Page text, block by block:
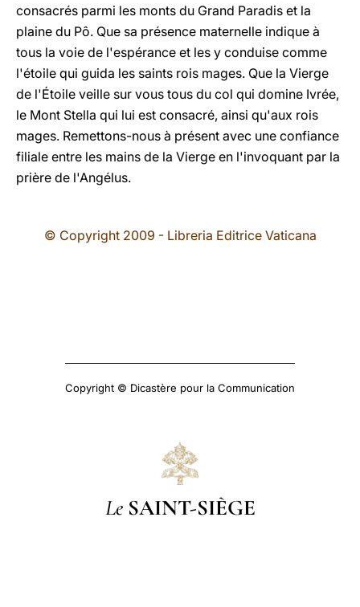
consacrés parmi les monts du Grand Paradis et la
plaine du Pô. Que sa présence maternelle indique à
tous la voie de l'espérance et les y conduise comme
l'étoile qui guida les saints rois mages. Que la Vierge
de l'Étoile veille sur vous tous du col qui domine Ivrée,
le Mont Stella qui lui est consacré, ainsi qu'aux rois
mages. Remettons-nous à présent avec une confiance
filiale entre les mains de la Vierge en l'invoquant par la
prière de l'Angélus.
© Copyright 2009 - Libreria Editrice Vaticana
Copyright © Dicastère pour la Communication
Le SAINT-SIÈGE